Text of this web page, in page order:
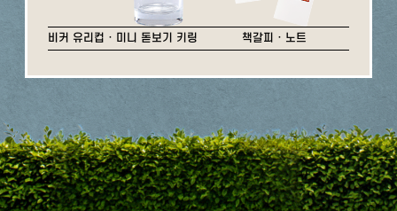
비커 유리컵 · 미니 돋보기 키링 책갈피 · 노트